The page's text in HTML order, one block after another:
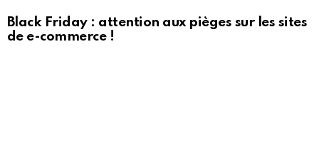
Black Friday : attention aux pièges sur les sites
de e-commerce !